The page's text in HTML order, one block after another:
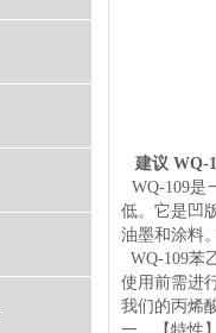
建议 WQ-
WQ-109是
低。它是凹
油墨和涂料
WQ-109苯
使用前需进
我们的丙烯